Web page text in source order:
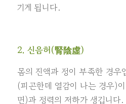
기게 됩니다.
2. 신음허(腎陰虛)
몸의 진액과 정이 부족한 경우
(피곤한데 열감이 나는 경우)
면)과 정력의 저하가 생깁니다.